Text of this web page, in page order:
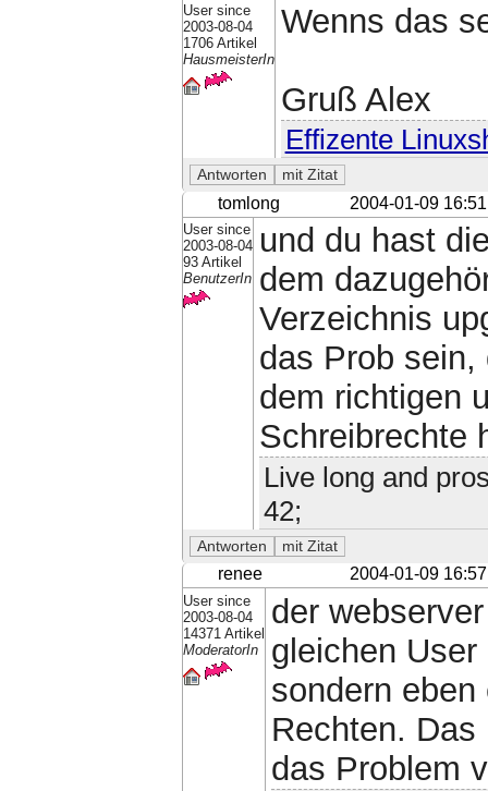
User since
2003-08-04
1706 Artikel
HausmeisterIn
Wenns das
Gruß Alex
Effizente
tomlong 2004-01-09 16:51
User since
2003-08-04
93 Artikel
BenutzerIn
und du hast
dem
Verzeichnis
das Prob
dem richtigen
Schreibrechte
Live long and
42;
renee 2004-01-09 16:57
User since
2003-08-04
14371 Artikel
ModeratorIn
der
gleichen
sondern
Rechten.
das Problem